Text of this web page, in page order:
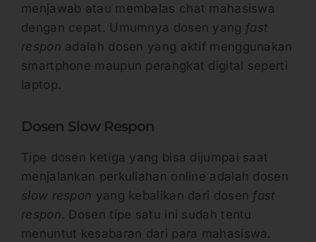
menjawab atau membalas chat mahasiswa
dengan cepat. Umumnya dosen yang fast
respon adalah dosen yang aktif menggunakan
smartphone maupun perangkat digital seperti
laptop.
Dosen Slow Respon
Tipe dosen ketiga yang bisa dijumpai saat
menjalankan perkuliahan online adalah dosen
slow respon yang kebalikan dari dosen fast
respon. Dosen tipe satu ini sudah tentu
menuntut kesabaran dari para mahasiswa.